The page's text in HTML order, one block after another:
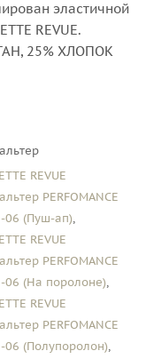
эластичной
REVUE.
25% ХЛОПОК
REVUE
PERFOMANCE
06 (Пуш-ап),
REVUE
PERFOMANCE
06 (На поролоне),
REVUE
PERFOMANCE
06 (Полупоролон),